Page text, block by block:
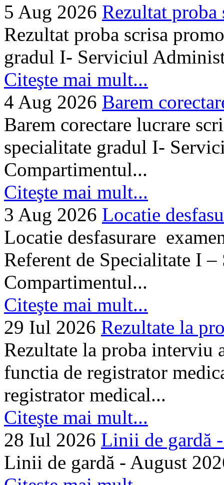
5 Aug 2026 Rezultat proba
Rezultat proba scrisa
gradul I- Serviciul
Citeşte mai mult...
4 Aug 2026 Barem
Barem corectare lucrare
specialitate gradul I-
Compartimentul...
Citeşte mai mult...
3 Aug 2026 Locatie
Locatie desfasurare
Referent de Specialitate I
Compartimentul...
Citeşte mai mult...
29 Iul 2026 Rezultate la
Rezultate la proba interviu
functia de registrator
registrator medical...
Citeşte mai mult...
28 Iul 2026 Linii de gardă
Linii de gardă - August